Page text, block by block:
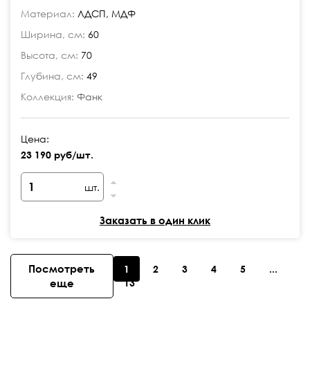
Материал: ЛДСП, МДФ
Ширина, см: 60
Высота, см: 70
Глубина, см: 49
Коллекция: Фанк
Цена:
23 190 руб/шт.
шт.
Заказать в один клик
Посмотреть
еще
1 2 3 4 5
...
13